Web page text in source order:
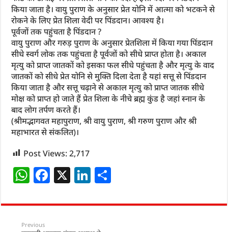
किया जाता है। वायु पुराण के अनुसार प्रेत योनि में आत्मा को भटकने से
रोकने के लिए प्रेत शिला वेदी पर पिंडदान। आवश्य है।
पूर्वजों तक पहुंचता है पिंडदान ?
वायु पुराण और गरुड़ पुराण के अनुसार प्रेतशिला में किया गया पिंडदान
सीधे स्वर्ग लोक तक पहुंचता है पूर्वजों को सीधे प्राप्त होता है। अकाल
मृत्यु को प्राप्त जातकों को इसका फल सीधे पहुंचता है और मृत्यु के वाद
जातकों को सीधे प्रेत योनि से मुक्ति दिला देता है यहां सत्तू से पिंडदान
किया जाता है और सत्तू चढ़ाने से अकाल मृत्यु को प्राप्त जातक सीधे
मोक्ष को प्राप्त हो जाते हैं प्रेत शिला के नीचे ब्रह्म कुंड है जहां स्नान के
बाद लोग तर्पण करते हैं।
(श्रीमद्भागवत महापुराण, श्री वायु पुराण, श्री गरुण पुराण और श्री
महाभारत से संकलित)।
Post Views:2,717
W
at
s
F
c
X Li
k
e
ar
Previous